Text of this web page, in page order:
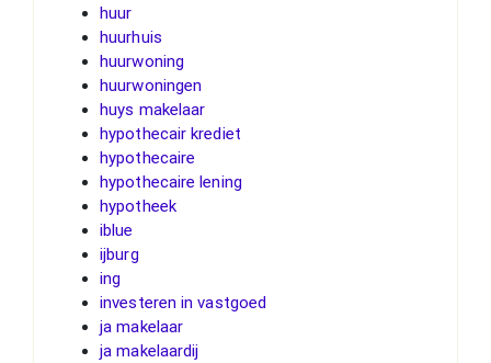
huur
huurhuis
huurwoning
huurwoningen
huys makelaar
hypothecair krediet
hypothecaire
hypothecaire lening
hypotheek
iblue
ijburg
ing
investeren in vastgoed
ja makelaar
ja makelaardij